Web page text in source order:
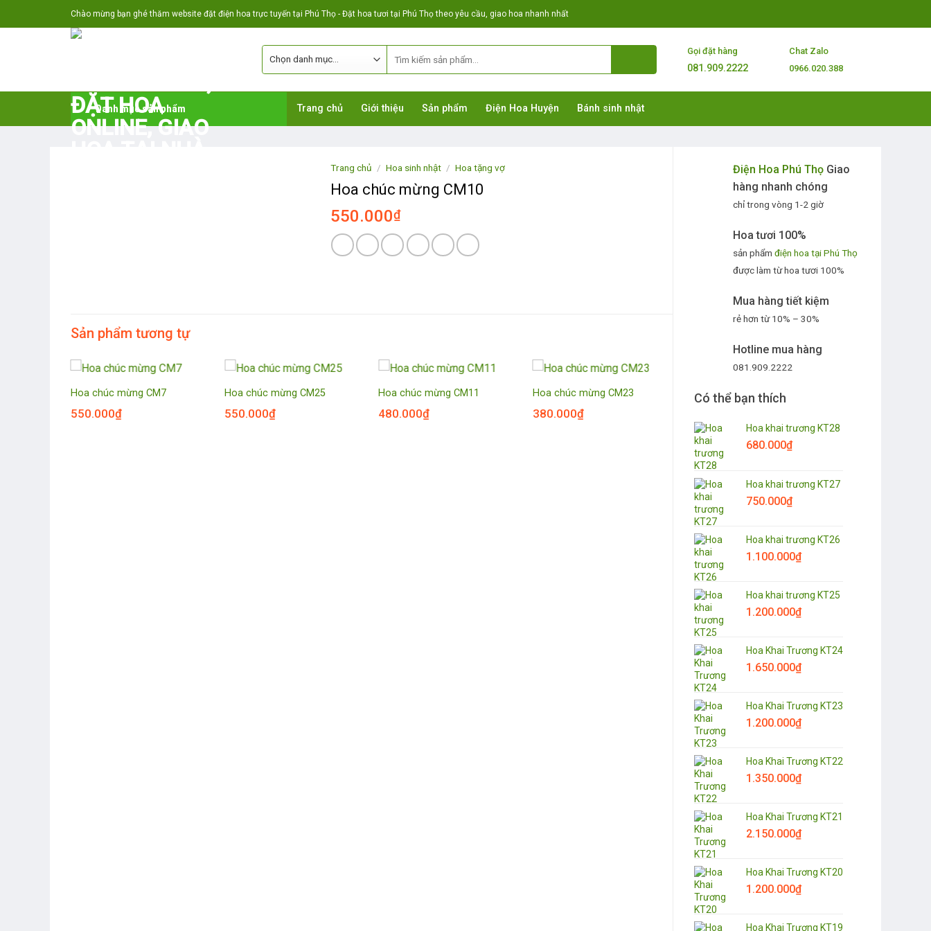
to
Chào mừng bạn ghé thăm website đặt điện hoa trực tuyến tại Phú Thọ - Đặt hoa tươi tại Phú Thọ theo yêu cầu, giao hoa nhanh nhất
Gọi đặt hàng
081.909.2222
Chat Zalo
0966.020.388
Danh mục sản phẩm Trang chủ Giới thiệu Sản phẩm Điện Hoa Huyện Bánh sinh nhật
Điện Hoa Phú Thọ Giao
hàng nhanh chóng
chỉ trong vòng 1-2 giờ
Hoa tươi 100%
sản phẩm điện hoa tại Phú Thọ
được làm từ hoa tươi 100%
Mua hàng tiết kiệm
rẻ hơn từ 10% – 30%
Hotline mua hàng
081.909.2222
Có thể bạn thích
Hoa khai trương KT28
680.000₫
Hoa khai trương KT27
750.000₫
Hoa khai trương KT26
1.100.000₫
Hoa khai trương KT25
1.200.000₫
Hoa Khai Trương KT24
1.650.000₫
Hoa Khai Trương KT23
1.200.000₫
Hoa Khai Trương KT22
1.350.000₫
Hoa Khai Trương KT21
2.150.000₫
Hoa Khai Trương KT20
1.200.000₫
Hoa Khai Trương KT19
Trang chủ / Hoa sinh nhật / Hoa tặng vợ
Hoa chúc mừng CM10
550.000₫
Sản phẩm tương tự
Hoa chúc mừng CM7
550.000₫
Hoa chúc mừng CM25
550.000₫
Hoa chúc mừng CM11
480.000₫
Hoa chúc mừng CM23
380.000₫